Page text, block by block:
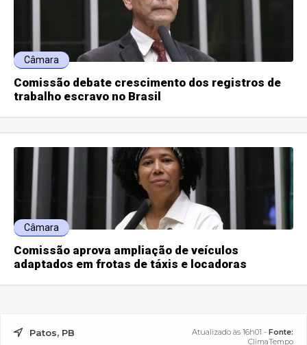
Câmara
Comissão debate crescimento dos registros de
trabalho escravo no Brasil
Câmara
Comissão aprova ampliação de veículos
adaptados em frotas de táxis e locadoras
Patos, PB Atualizado às 16h01 - Fonte:
ClimaTempo